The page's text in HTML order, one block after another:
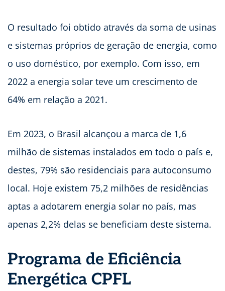
O resultado foi obtido através da soma de usinas
e sistemas próprios de geração de energia, como
o uso doméstico, por exemplo. Com isso, em
2022 a energia solar teve um crescimento de
64% em relação a 2021.
Em 2023, o Brasil alcançou a marca de 1,6
milhão de sistemas instalados em todo o país e,
destes, 79% são residenciais para autoconsumo
local. Hoje existem 75,2 milhões de residências
aptas a adotarem energia solar no país, mas
apenas 2,2% delas se beneficiam deste sistema.
Programa de Eficiência
Energética CPFL